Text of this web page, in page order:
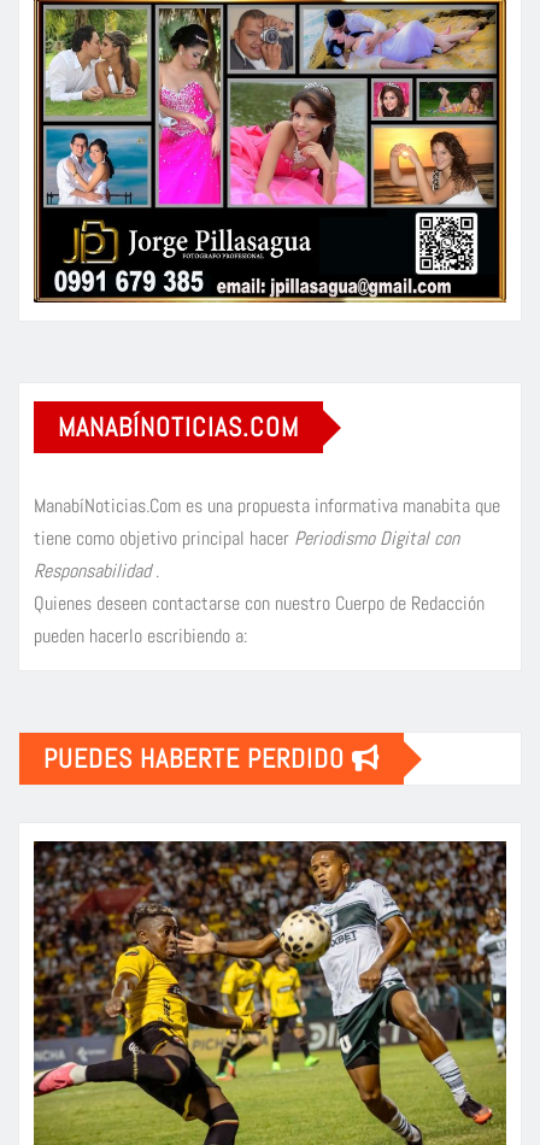
MANABÍNOTICIAS.COM
ManabíNoticias.Com es una propuesta informativa manabita que
tiene como objetivo principal hacer Periodismo Digital con
Responsabilidad.
Quienes deseen contactarse con nuestro Cuerpo de Redacción
pueden hacerlo escribiendo a:
PUEDES HABERTE PERDIDO